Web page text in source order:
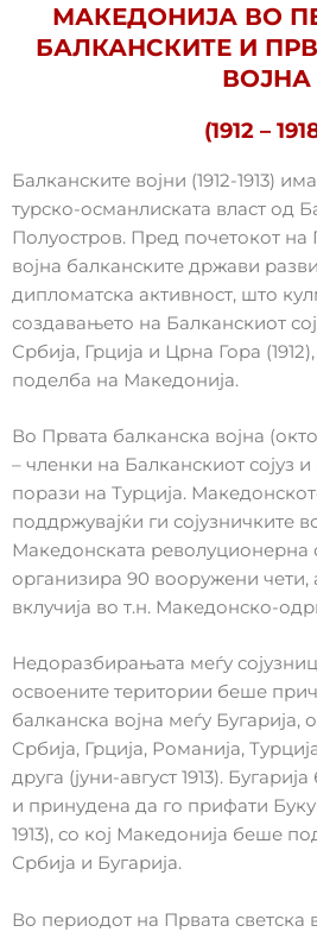
МАКЕДОНИЈА ВО
БАЛКАНСКИТЕ И
ВОЈНА
(1912 –
Балканските војни (1912-1913)
турско-османлиската власт од
Полуостров. Пред почетокот на
војна балканските држави
дипломатска активност, што
создавањето на Балканскиот
Србија, Грција и Црна Гора
поделба на Македонија.
Во Првата балканска војна
– членки на Балканскиот сојуз
порази на Турција.
поддржувајќи ги сојузничките
Македонската револуционерна
организира 90 вооружени чети,
вклучија во т.н. Македонско-
Недоразбирањата меѓу
освоените територии беше
балканска војна меѓу Бугарија,
Србија, Грција, Романија,
друга (јуни-август 1913).
и принудена да го прифати
1913), со кој Македонија беше
Србија и Бугарија.
Во периодот на Првата светска